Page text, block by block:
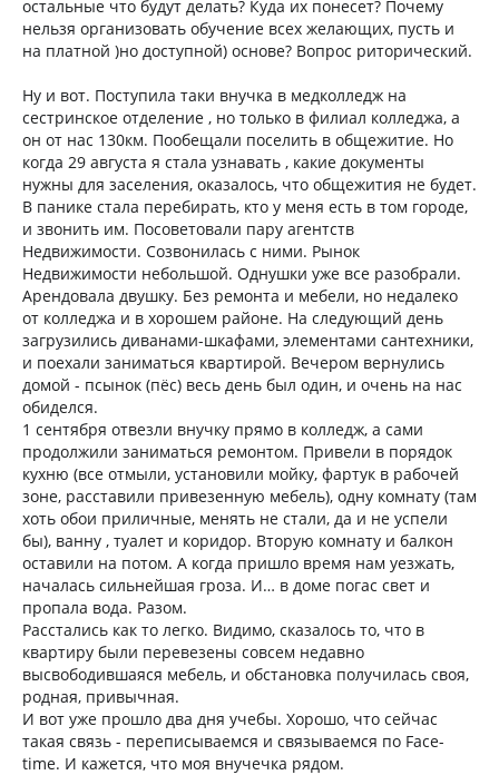
остальные что будут делать? Куда их понесет? Почему
нельзя организовать обучение всех желающих, пусть и
на платной )но доступной) основе? Вопрос риторический.
Ну и вот. Поступила таки внучка в медколледж на
сестринское отделение , но только в филиал колледжа, а
он от нас 130км. Пообещали поселить в общежитие. Но
когда 29 августа я стала узнавать , какие документы
нужны для заселения, оказалось, что общежития не будет.
В панике стала перебирать, кто у меня есть в том городе,
и звонить им. Посоветовали пару агентств
Недвижимости. Созвонилась с ними. Рынок
Недвижимости небольшой. Однушки уже все разобрали.
Арендовала двушку. Без ремонта и мебели, но недалеко
от колледжа и в хорошем районе. На следующий день
загрузились диванами-шкафами, элементами сантехники,
и поехали заниматься квартирой. Вечером вернулись
домой - псынок (пёс) весь день был один, и очень на нас
обиделся.
1 сентября отвезли внучку прямо в колледж, а сами
продолжили заниматься ремонтом. Привели в порядок
кухню (все отмыли, установили мойку, фартук в рабочей
зоне, расставили привезенную мебель), одну комнату (там
хоть обои приличные, менять не стали, да и не успели
бы), ванну , туалет и коридор. Вторую комнату и балкон
оставили на потом. А когда пришло время нам уезжать,
началась сильнейшая гроза. И… в доме погас свет и
пропала вода. Разом.
Расстались как то легко. Видимо, сказалось то, что в
квартиру были перевезены совсем недавно
высвободившаяся мебель, и обстановка получилась своя,
родная, привычная.
И вот уже прошло два дня учебы. Хорошо, что сейчас
такая связь - переписываемся и связываемся по Face-
time. И кажется, что моя внучечка рядом.